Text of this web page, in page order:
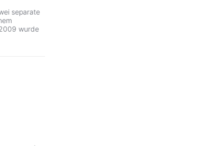
separate
wurde